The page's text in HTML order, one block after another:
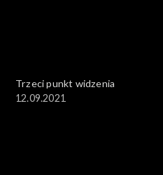
Trzeci punkt widzenia
12.09.2021